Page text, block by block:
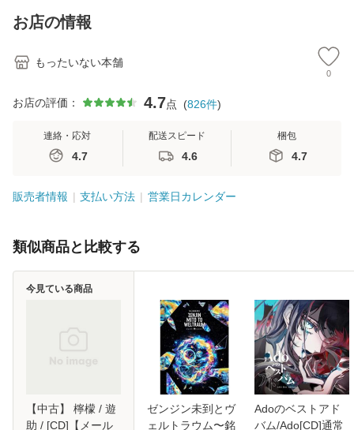
お店の情報
もったいない本舗
0
お店の評価： 4.7点 (826件)
連絡・応対
4.7
配送スピード
4.6
梱包
4.7
販売者情報 支払い方法 営業日カレンダー
類似商品と比較する
【中古】 檸檬 / 遊
助 / [CD]【メール
今見ている商品
ゼンジン未到とヴ
ェルトラウム〜銘
Adoのベストアド
バム/Ado[CD]通常